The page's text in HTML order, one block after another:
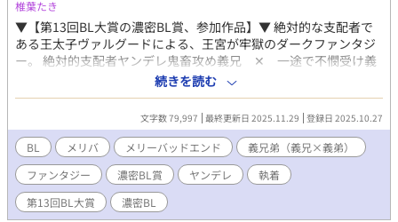
可愛い系美青年（18） 女性も登場しますが、恋愛には発展しま
せん。 ※ R-18 ※はイチャイチャ回なので、苦手な方は飛ば
してくださって大丈夫です(`･ω･´)ゞ
椎葉たき
▼【第13回BL大賞の濃密BL賞、参加作品】▼ 絶対的な支配者で
ある王太子ヴァルグードによる、王宮が牢獄のダークファンタジ
ー。 絶対的支配者ヤンデレ鬼畜攻め義兄 ✕ 一途で不憫受け義
弟 CP固定、両想い、軟禁、倫理観なし 調教、言葉責め、乳首責
め、鞭打ち、中出し、メス堕ち、ほぼ性奴隷 濡れ場シーンは
「◆」マーク 処刑シーンから始まりますが、巻き戻りものではあ
りません。エピローグは物語の結末です。 絶対悪を書きたいがた
めに書き始めました。メリーバッドエンドです。 あらすじ： 義兄
ヴァルグードが、王族の血が一滴も入っていない義弟フェレル
を、犬猫を欲しがるみたいに国王に強請って譲り受け、幼児の頃
から自分だけのものになるよう洗脳した。 王族の血が一滴も入っ
ていないのに王族に加えられている卑しい血として、役立たずだ
続きを読む
文字数 79,997 最終更新日 2025.11.29 登録日 2025.10.27
BL メリバ メリーバッドエンド
義兄弟（義兄×義弟）
ファンタジー
濃密BL賞 ヤンデレ
執着
第13回BL大賞
濃密BL